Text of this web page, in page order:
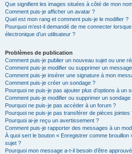
Que signifient les images situées à côté de mon
Comment puis-je afficher un avatar ?
Quel est mon rang et comment puis-je le modifier ?
Pourquoi m’est-il demandé de me connecter
électronique d’un utilisateur ?
Problèmes de publication
Comment puis-je publier un nouveau sujet ou une
Comment puis-je modifier ou supprimer un
Comment puis-je insérer une signature à mon
Comment puis-je créer un sondage ?
Pourquoi ne puis-je pas ajouter plus d’options à un
Comment puis-je modifier ou supprimer un sondage
Pourquoi ne puis-je pas accéder à un forum ?
Pourquoi ne puis-je pas transférer de pièces jointes
Pourquoi ai-je reçu un avertissement ?
Comment puis-je rapporter des messages à un
À quoi sert le bouton « Enregistrer comme brouillon
sujet ?
Pourquoi mon message a-t-il besoin d’être